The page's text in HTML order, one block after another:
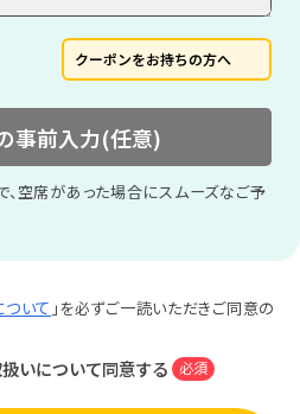
クーポンをお持ちの方へ
事前入力(任意)
、空席があった場合にスムーズなご予
いて 」を必ずご一読いただきご同意の
いについて同意する 必須